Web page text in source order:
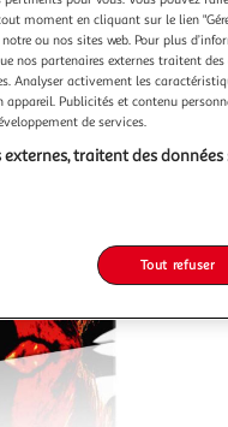
moment en cliquant sur le lien
ou nos sites web. Pour plus
nos partenaires externes traitent
Analyser activement les
Publicités et contenu
de services.
traitent des
Tout refuser